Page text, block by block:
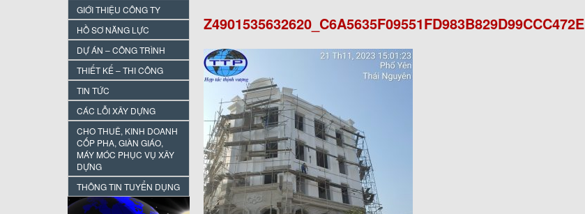
GIỚI THIỆU CÔNG TY
HỒ SƠ NĂNG LỰC
DỰ ÁN – CÔNG TRÌNH
THIẾT KẾ – THI CÔNG
TIN TỨC
CÁC LỖI XÂY DỰNG
CHO THUÊ, KINH DOANH
CỐP PHA, GIÀN GIÁO,
MÁY MÓC PHỤC VỤ XÂY
DỰNG
THÔNG TIN TUYỂN DỤNG
Z4901535632620_C6A5635F09551FD983B829D99CCC472E